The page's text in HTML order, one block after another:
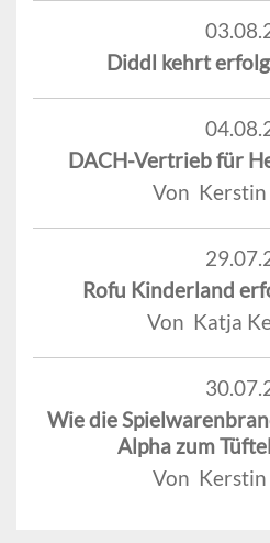
Diddl kehrt
DACH-Vertrieb für
Von
Rofu Kinderland
Von Katja
Wie die
Alpha zum
Von